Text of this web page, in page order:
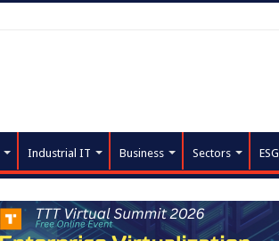
Industrial IT Business Sectors ESG